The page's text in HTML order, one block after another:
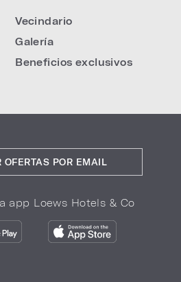
Vecindario
Galería
Beneficios exclusivos
OFERTAS POR EMAIL
app Loews Hotels & Co